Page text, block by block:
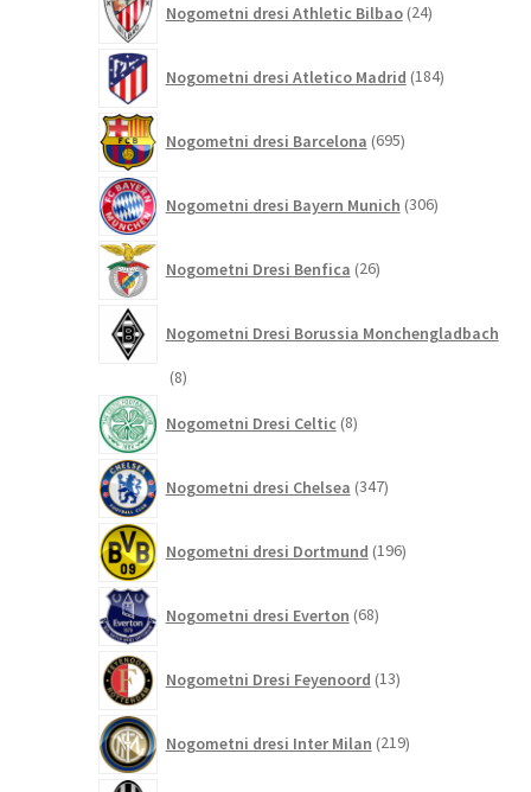
Nogometni dresi Athletic Bilbao 24izdelkov
Nogometni dresi Atletico Madrid 184izdelkov
Nogometni dresi Barcelona 695izdelkov
Nogometni dresi Bayern Munich 306izdelkov
Nogometni Dresi Benfica 26izdelkov
Nogometni Dresi Borussia Monchengladbach
88
Nogometni Dresi Celtic 8izdelkov
Nogometni dresi Chelsea 347izdelkov
Nogometni dresi Dortmund 196izdelkov
Nogometni dresi Everton 68izdelkov
Nogometni Dresi Feyenoord 13izdelkov
Nogometni dresi Inter Milan 219izdelkov